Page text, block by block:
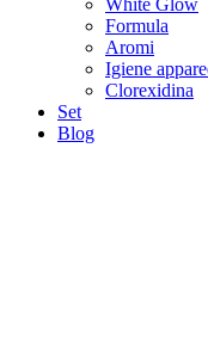
White Glow
Formula
Aromi
Igiene
Clorexidina
Set
Blog